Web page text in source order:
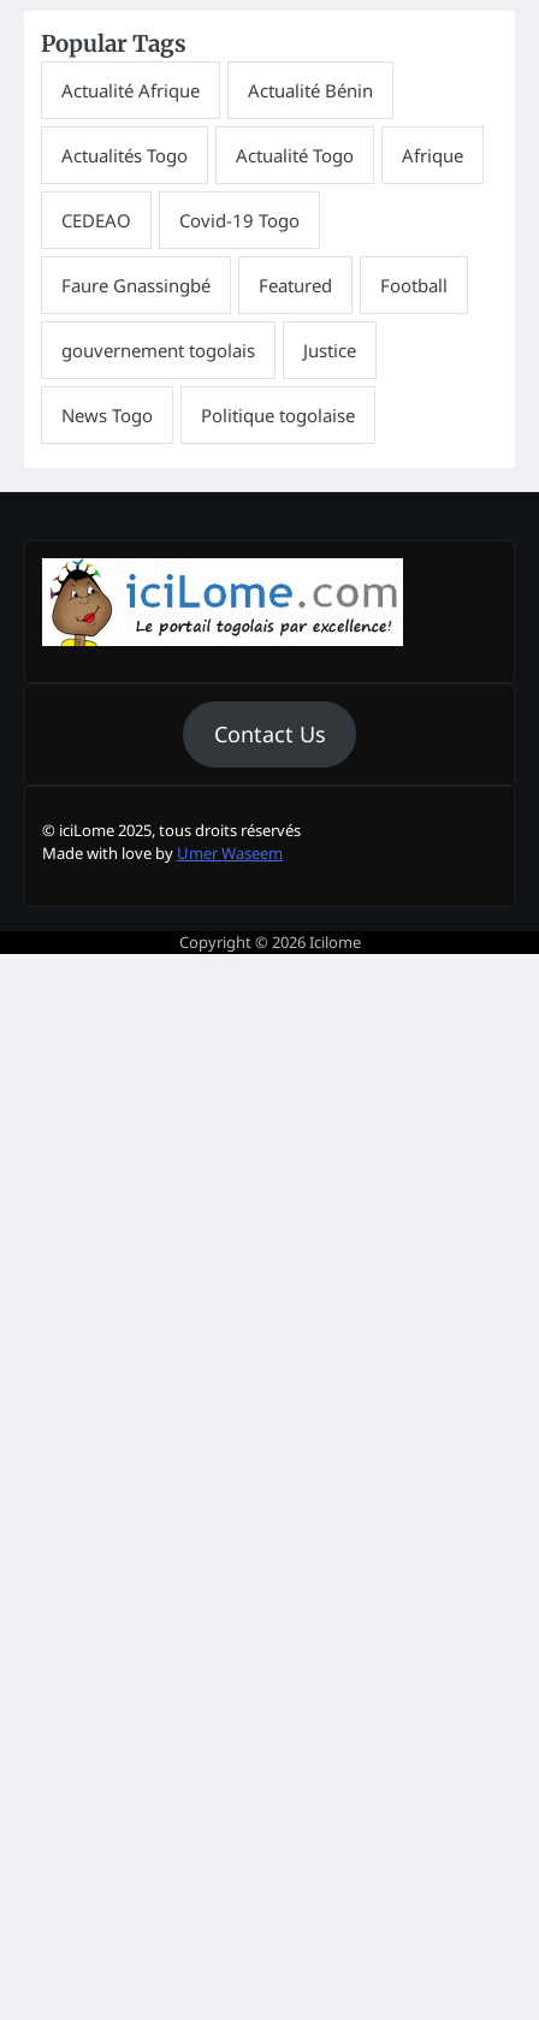
Popular Tags
Contact Us
© iciLome 2025, tous droits réservés
Made with love by Umer Waseem
Copyright © 2026Icilome